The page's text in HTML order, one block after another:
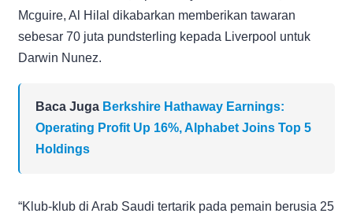
Mcguire, Al Hilal dikabarkan memberikan tawaran
sebesar 70 juta pundsterling kepada Liverpool untuk
Darwin Nunez.
Baca Juga Berkshire Hathaway Earnings:
Operating Profit Up 16%, Alphabet Joins Top 5
Holdings
“Klub-klub di Arab Saudi tertarik pada pemain berusia 25